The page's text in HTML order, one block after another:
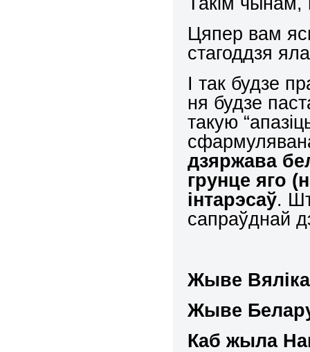
Цяпер вам
стагоддзя
І так будзе
ня будзе
такую
дзяржава
грунце яго
інтарэсаў.
сапраўднай
Жыве
Жыве
Каб жыла